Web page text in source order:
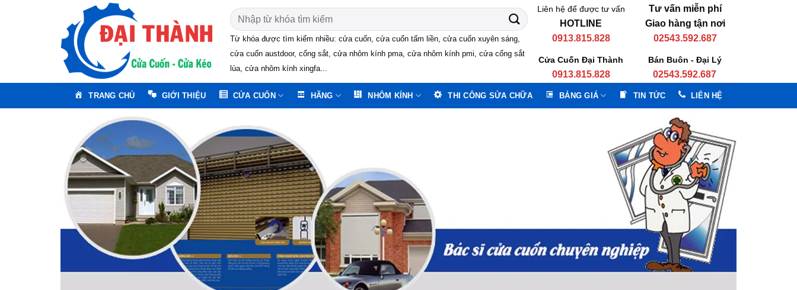
Tìm
kiếm:
Từ khóa được tìm kiếm nhiều: cửa cuốn, cửa cuốn tấm liền, cửa cuốn xuyên sáng,
cửa cuốn austdoor, cổng sắt, cửa nhôm kính pma, cửa nhôm kính pmi, cửa cổng sắt
lùa, cửa nhôm kính xingfa...
Liên hệ để được tư vấn
HOTLINE
0913.815.828
Tư vấn miễn phí
Giao hàng tận nơi
02543.592.687
Cửa Cuốn Đại Thành
0913.815.828
Bán Buôn - Đại Lý
02543.592.687
TRANG CHỦ GIỚI THIỆU CỬA CUỐN HÃNG NHÔM KÍNH THI CÔNG SỬA CHỮA BẢNG GIÁ TIN TỨC LIÊN HỆ